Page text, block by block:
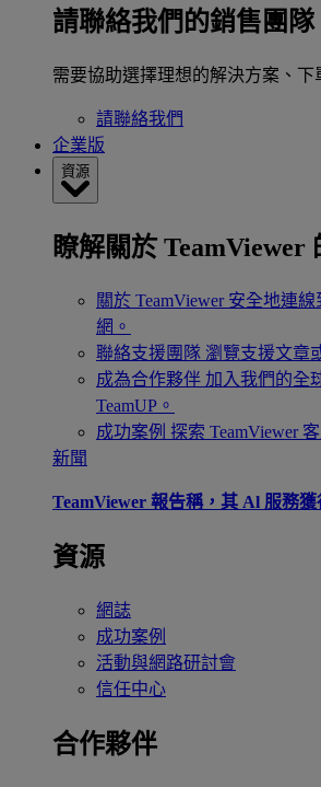
請聯絡我們的銷售團隊
需要協助選擇理想的解決方案、下
請聯絡我們
企業版
資源
瞭解關於 TeamViewer
關於 TeamViewer 安全地連
網。
聯絡支援團隊 瀏覽支援文章
成為合作夥伴 加入我們的全
TeamUP。
成功案例 探索 TeamViewer
新聞
TeamViewer 報告稱，其 Al 服務獲
資源
網誌
成功案例
活動與網路研討會
信任中心
合作夥伴